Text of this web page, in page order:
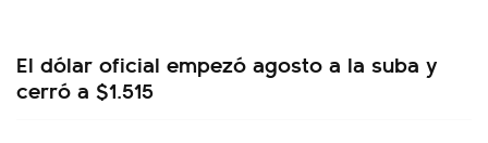
El dólar oficial empezó agosto a la suba y
cerró a $1.515